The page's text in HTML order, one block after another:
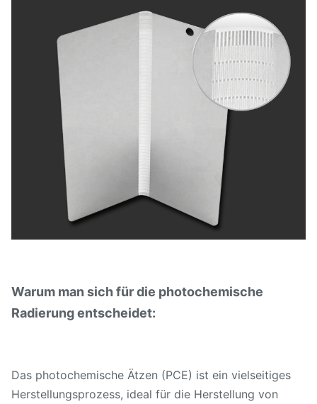
Warum man sich für die photochemische
Radierung entscheidet:
Das photochemische Ätzen (PCE) ist ein vielseitiges
Herstellungsprozess, ideal für die Herstellung von